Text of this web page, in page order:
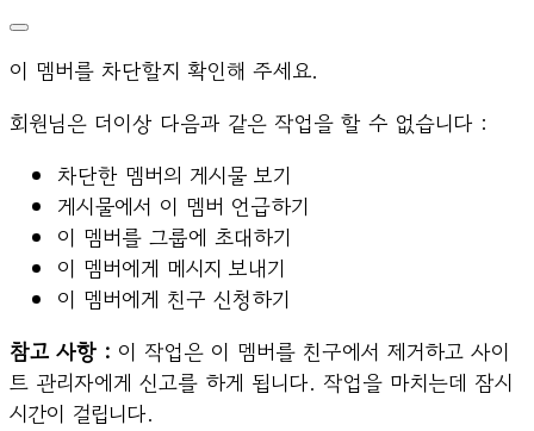
이 멤버를 차단할지 확인해 주세요.
회원님은 더이상 다음과 같은 작업을 할 수 없습니다 :
차단한 멤버의 게시물 보기
게시물에서 이 멤버 언급하기
이 멤버를 그룹에 초대하기
이 멤버에게 메시지 보내기
이 멤버에게 친구 신청하기
참고 사항 : 이 작업은 이 멤버를 친구에서 제거하고 사이
트 관리자에게 신고를 하게 됩니다. 작업을 마치는데 잠시
시간이 걸립니다.